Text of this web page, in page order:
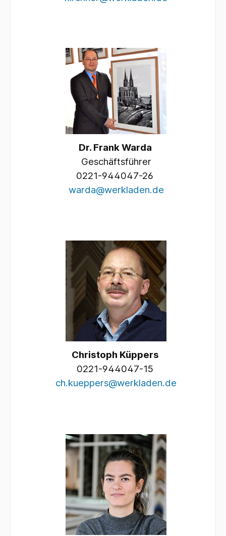
Dr. Frank Warda
Geschäftsführer
0221-944047-26
warda@werkladen.de
Christoph Küppers
0221-944047-15
ch.kueppers@werkladen.de